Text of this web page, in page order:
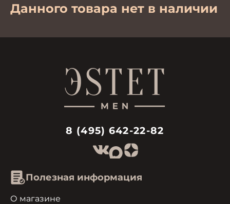
Данного товара нет в наличии
8 (495) 642-22-82
Полезная информация
О магазине